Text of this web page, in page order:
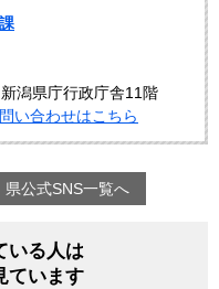
潟県庁行政庁舎11階
い合わせはこちら
県公式SNS一覧へ
いる人は
ています